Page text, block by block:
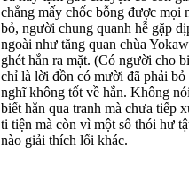
chẳng mấy chốc bỗng được mọi
bỏ, người chung quanh hễ gặp
ngoài như tăng quan chùa
ghét hắn ra mặt. (Có người cho
chỉ là lời đồn có mười đã phải
nghĩ không tốt về hắn. Không
biết hắn qua tranh mà chưa tiếp
ti tiện mà còn vì một số thói hư
nào giải thích lối khác.